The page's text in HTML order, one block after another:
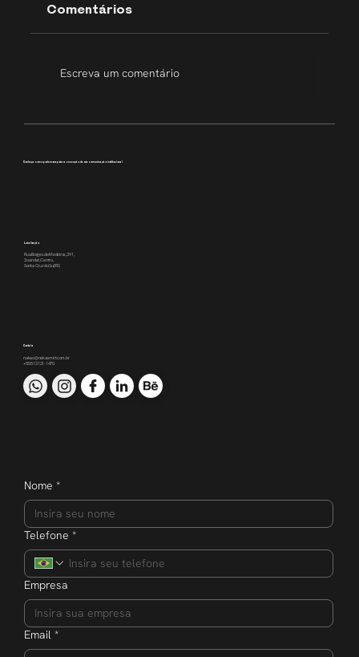
Comentários
Escreva um comentário
Conheça como podemos apoiar a execução da sua comunicação institucional
Localização
Rua Borges de Medeiros, 391,
2o andar, Centro,
Santa Cruz do Sul/RS
Contato
nakao@nakaomkt.com.br
+55 51 3121-1470
Nome *
Telefone *
Empresa
Email *